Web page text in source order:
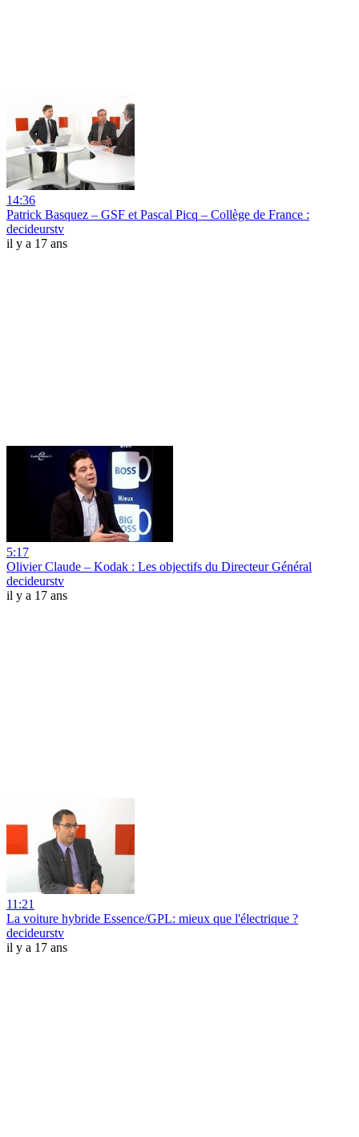
14:36
Patrick Basquez – GSF et Pascal Picq – Collège de France :
decideurstv
il y a 17 ans
5:17
Olivier Claude – Kodak : Les objectifs du Directeur Général
decideurstv
il y a 17 ans
11:21
La voiture hybride Essence/GPL: mieux que l'électrique ?
decideurstv
il y a 17 ans